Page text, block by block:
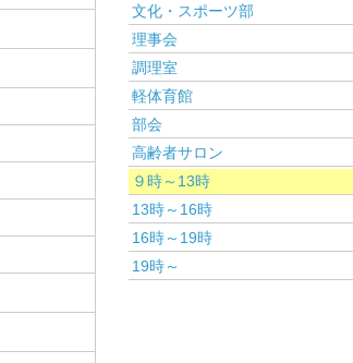
文化・スポーツ部
理事会
調理室
軽体育館
部会
高齢者サロン
９時～13時
13時～16時
16時～19時
19時～